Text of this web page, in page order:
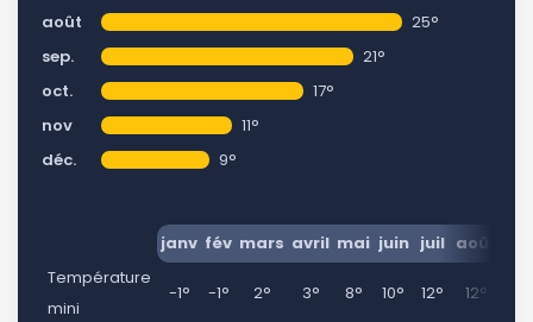
août
25°
sep.
21°
oct.
17°
nov
11°
déc.
9°
janv fév mars avril mai juin juil août
Température
mini
-1° -1° 2° 3° 8° 10° 12° 12°